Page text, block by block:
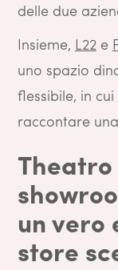
delle due
Insieme, L22e
uno spazio
flessibile, in
raccontare
un vero
store